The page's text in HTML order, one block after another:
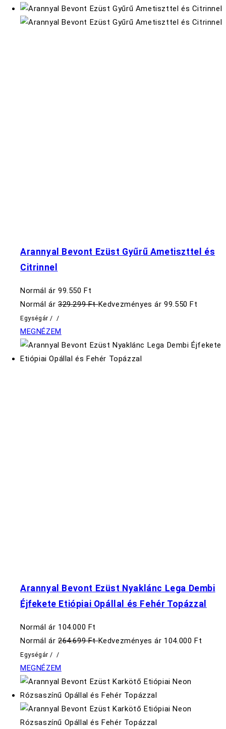
Arannyal Bevont Ezüst Gyűrű Ametiszttel és
Citrinnel
Normál ár 99.550 Ft
Normál ár 329.299 FtKedvezményes ár 99.550 Ft
Egységár / /
MEGNÉZEM
Arannyal Bevont Ezüst Nyaklánc Lega Dembi
Éjfekete Etiópiai Opállal és Fehér Topázzal
Normál ár 104.000 Ft
Normál ár 264.699 FtKedvezményes ár 104.000 Ft
Egységár / /
MEGNÉZEM